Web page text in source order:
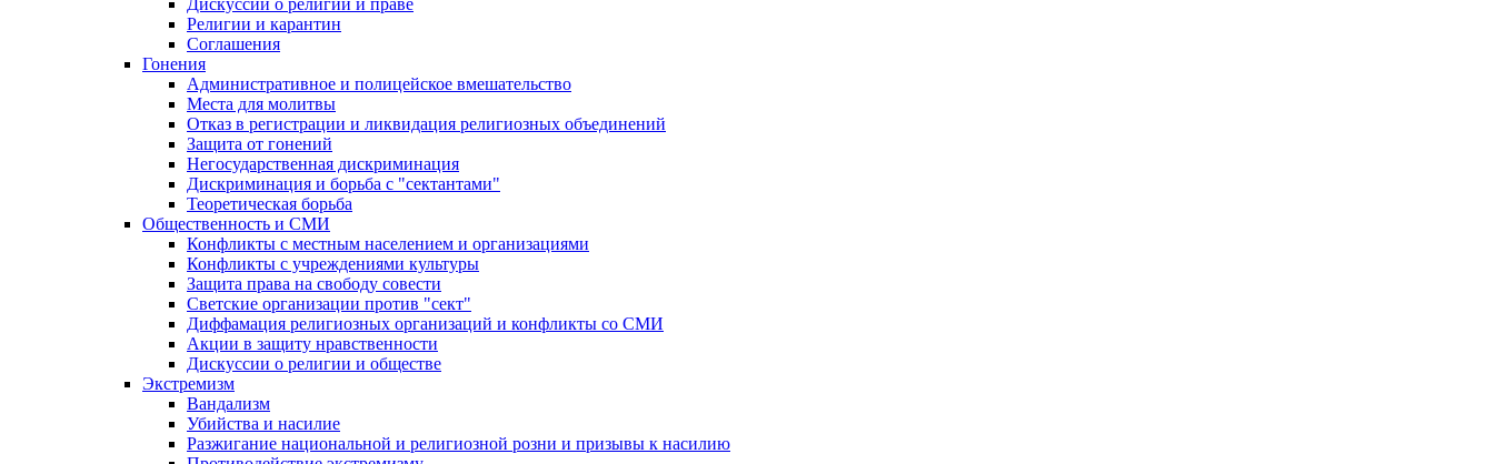
Дискуссии о религии и праве
Религии и карантин
Соглашения
Гонения
Административное и полицейское вмешательство
Места для молитвы
Отказ в регистрации и ликвидация религиозных объединений
Защита от гонений
Негосударственная дискриминация
Дискриминация и борьба с "сектантами"
Теоретическая борьба
Общественность и СМИ
Конфликты с местным населением и организациями
Конфликты с учреждениями культуры
Защита права на свободу совести
Светские организации против "сект"
Диффамация религиозных организаций и конфликты со СМИ
Акции в защиту нравственности
Дискуссии о религии и обществе
Экстремизм
Вандализм
Убийства и насилие
Разжигание национальной и религиозной розни и призывы к насилию